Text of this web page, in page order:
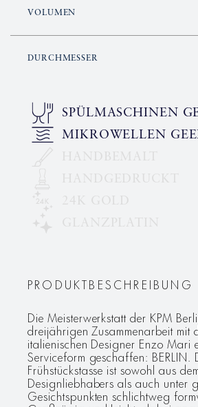
VOLUMEN
DURCHMESSER
SPÜLMASCHINEN
MIKROWELLEN
PRODUKTBESCHREIBUNG
Die Meisterwerkstatt der KPM
dreijährigen Zusammenarbeit mit
italienischen Designer Enzo Mari
Serviceform geschaffen: BERLIN.
Frühstückstasse ist sowohl aus
Designliebhabers als auch unter
Gesichtspunkten schlichtweg